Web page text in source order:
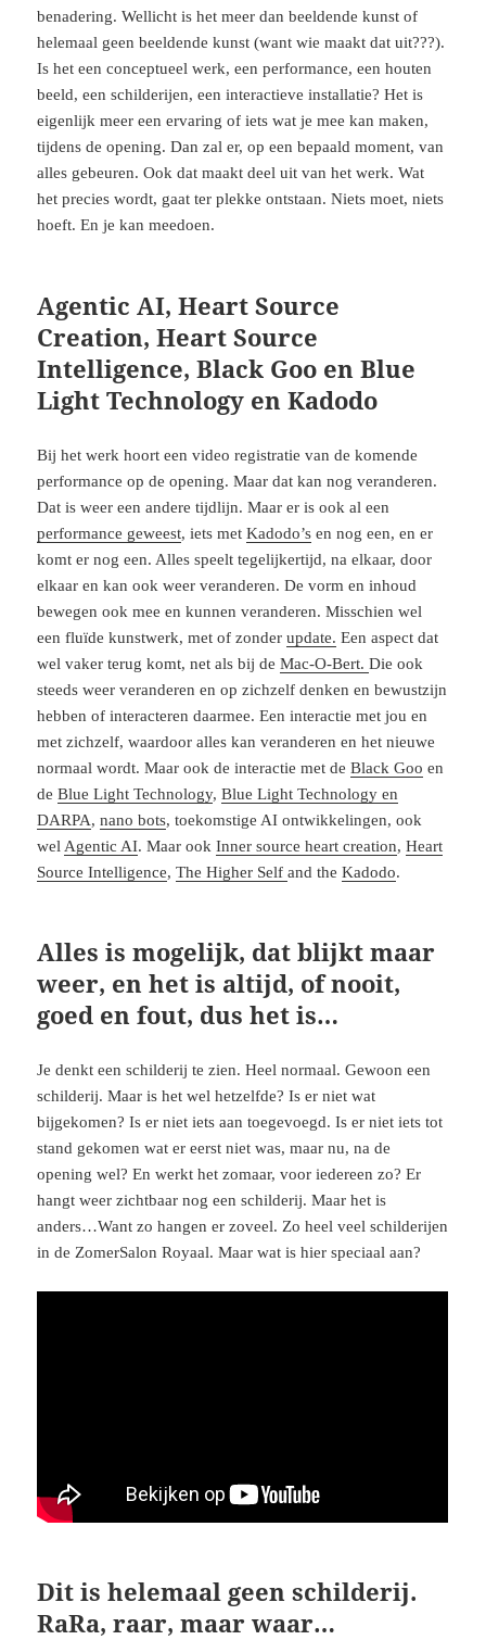
benadering. Wellicht is het meer dan beeldende kunst of
helemaal geen beeldende kunst (want wie maakt dat uit???).
Is het een conceptueel werk, een performance, een houten
beeld, een schilderijen, een interactieve installatie? Het is
eigenlijk meer een ervaring of iets wat je mee kan maken,
tijdens de opening. Dan zal er, op een bepaald moment, van
alles gebeuren. Ook dat maakt deel uit van het werk. Wat
het precies wordt, gaat ter plekke ontstaan. Niets moet, niets
hoeft. En je kan meedoen.
Agentic AI, Heart Source
Creation, Heart Source
Intelligence, Black Goo en Blue
Light Technology en Kadodo
Bij het werk hoort een video registratie van de komende
performance op de opening. Maar dat kan nog veranderen.
Dat is weer een andere tijdlijn. Maar er is ook al een
performance geweest, iets metKadodo’s en nog een, en er
komt er nog een. Alles speelt tegelijkertijd, na elkaar, door
elkaar en kan ook weer veranderen. De vorm en inhoud
bewegen ook mee en kunnen veranderen. Misschien wel
een fluïde kunstwerk, met of zonderupdate. Een aspect dat
wel vaker terug komt, net als bij deMac-O-Bert.Die ook
steeds weer veranderen en op zichzelf denken en bewustzijn
hebben of interacteren daarmee. Een interactie met jou en
met zichzelf, waardoor alles kan veranderen en het nieuwe
normaal wordt. Maar ook de interactie met deBlack Goo en
deBlue Light Technology,Blue Light Technology en
DARPA,nano bots, toekomstige AI ontwikkelingen, ook
wel Agentic AI. Maar ookInner source heart creation,Heart
Source Intelligence,The Higher Selfand theKadodo.
Alles is mogelijk, dat blijkt maar
weer, en het is altijd, of nooit,
goed en fout, dus het is…
Je denkt een schilderij te zien. Heel normaal. Gewoon een
schilderij. Maar is het wel hetzelfde? Is er niet wat
bijgekomen? Is er niet iets aan toegevoegd. Is er niet iets tot
stand gekomen wat er eerst niet was, maar nu, na de
opening wel? En werkt het zomaar, voor iedereen zo? Er
hangt weer zichtbaar nog een schilderij. Maar het is
anders…Want zo hangen er zoveel. Zo heel veel schilderijen
in de ZomerSalon Royaal. Maar wat is hier speciaal aan?
Dit is helemaal geen schilderij.
RaRa, raar, maar waar…